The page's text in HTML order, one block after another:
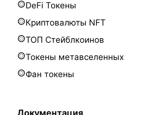
DeFi Токены
Криптовалюты NFT
ТОП Стейблкоинов
Токены метавселенных
Фан токены
Документация